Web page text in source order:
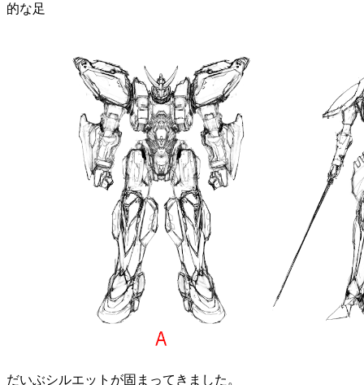
的な足
だいぶシルエットが固まってきました。